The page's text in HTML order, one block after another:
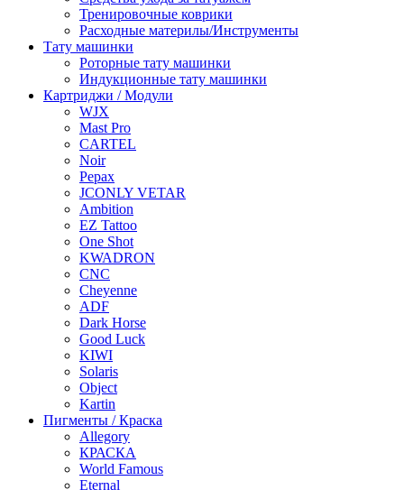
Тренировочные коврики
Расходные материлы/Инструменты
Тату машинки
Роторные тату машинки
Индукционные тату машинки
Картриджи / Модули
WJX
Mast Pro
CARTEL
Noir
Pepax
JCONLY VETAR
Ambition
EZ Tattoo
One Shot
KWADRON
CNC
Cheyenne
ADF
Dark Horse
Good Luck
KIWI
Solaris
Object
Kartin
Пигменты / Краска
Allegory
КРАСКА
World Famous
Eternal